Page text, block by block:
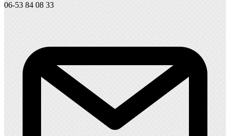
06-53 84 08 33